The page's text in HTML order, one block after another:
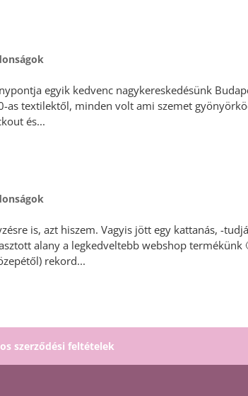
egyik kedvenc nagykereskedésünk
as textilektől, minden volt ami szemet
és...
is, azt hiszem. Vagyis jött egy kattanás, -
alany a legkedveltebb webshop termékünk
rekord...
szerződési feltételek